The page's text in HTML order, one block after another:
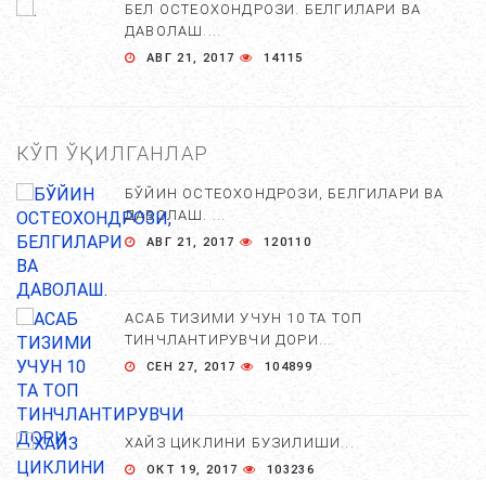
БЕЛ ОСТЕОХОНДРОЗИ. БЕЛГИЛАРИ ВА
ДАВОЛАШ....
АВГ 21, 2017 14115
КЎП ЎҚИЛГАНЛАР
БЎЙИН ОСТЕОХОНДРОЗИ, БЕЛГИЛАРИ ВА
ДАВОЛАШ. ...
АВГ 21, 2017 120110
АСАБ ТИЗИМИ УЧУН 10 ТА ТОП
ТИНЧЛАНТИРУВЧИ ДОРИ...
СЕН 27, 2017 104899
ХАЙЗ ЦИКЛИНИ БУЗИЛИШИ...
ОКТ 19, 2017 103236